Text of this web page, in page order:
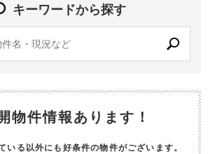
キーワードから探す
物件情報あります！
いる以外にも好条件の物件がございます。